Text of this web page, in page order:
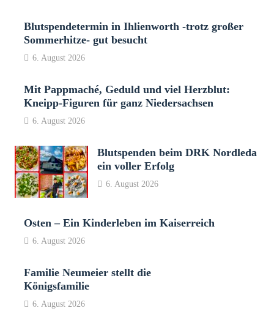
Blutspendetermin in Ihlienworth -trotz großer
Sommerhitze- gut besucht
6. August 2026
Mit Pappmaché, Geduld und viel Herzblut:
Kneipp-Figuren für ganz Niedersachsen
6. August 2026
Blutspenden beim DRK Nordleda
ein voller Erfolg
6. August 2026
Osten – Ein Kinderleben im Kaiserreich
6. August 2026
Familie Neumeier stellt die
Königsfamilie
6. August 2026